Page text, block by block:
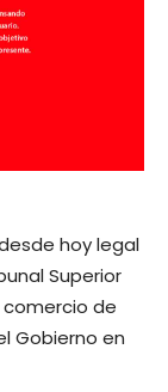
hoy legal
Superior
de
Gobierno en